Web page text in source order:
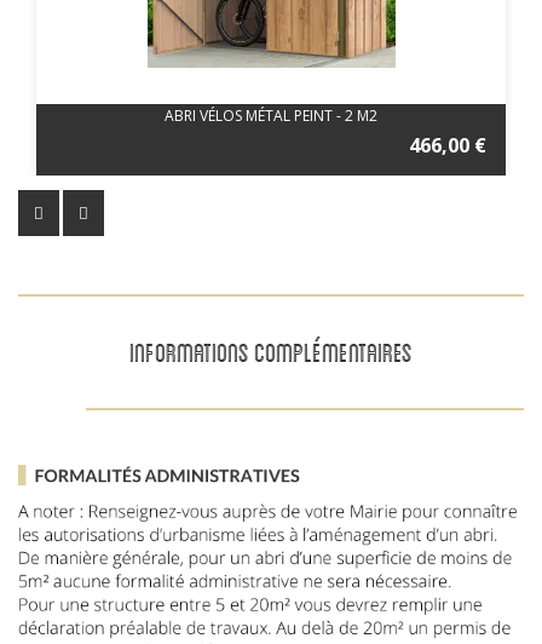
ABRI VÉLOS MÉTAL PEINT - 2 M2
466,00 €
INFORMATIONS COMPLÉMENTAIRES